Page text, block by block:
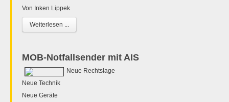
Von Inken Lippek
Weiterlesen ...
MOB-Notfallsender mit AIS
Neue Rechtslage
Neue Technik
Neue Geräte